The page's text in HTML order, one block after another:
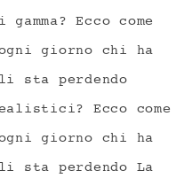
Ecco come
giorno chi ha
perdendo
Ecco come
giorno chi ha
perdendo La